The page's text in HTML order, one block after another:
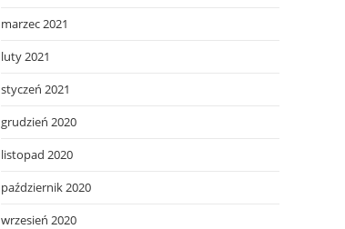
marzec 2021
luty 2021
styczeń 2021
grudzień 2020
listopad 2020
październik 2020
wrzesień 2020